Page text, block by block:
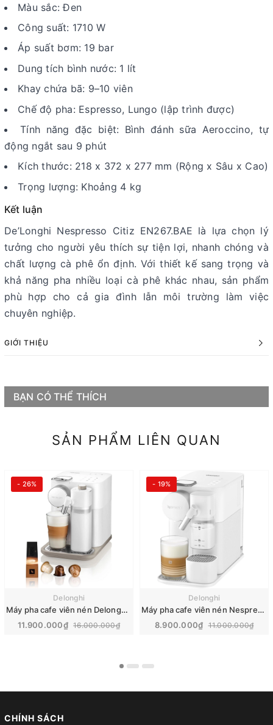
Màu sắc: Đen
Công suất: 1710 W
Áp suất bơm: 19 bar
Dung tích bình nước: 1 lít
Khay chứa bã: 9–10 viên
Chế độ pha: Espresso, Lungo (lập trình được)
Tính năng đặc biệt: Bình đánh sữa Aeroccino, tự
động ngắt sau 9 phút
Kích thước: 218 x 372 x 277 mm (Rộng x Sâu x Cao)
Trọng lượng: Khoảng 4 kg
Kết luận
De’Longhi Nespresso Citiz EN267.BAE là lựa chọn lý
tưởng cho người yêu thích sự tiện lợi, nhanh chóng và
chất lượng cà phê ổn định. Với thiết kế sang trọng và
khả năng pha nhiều loại cà phê khác nhau, sản phẩm
phù hợp cho cả gia đình lẫn môi trường làm việc
chuyên nghiệp.
GIỚI THIỆU
BẠN CÓ THỂ THÍCH
SẢN PHẨM LIÊN QUAN
- 26%
Delonghi
Máy pha cafe viên nén Delonghi Nespresso Gran Lattissima | EN640
11.900.000₫ 16.000.000₫
- 19%
Delonghi
Máy pha cafe viên nén Nespresso DeLonghi | EN510
8.900.000₫ 11.000.000₫
CHÍNH SÁCH